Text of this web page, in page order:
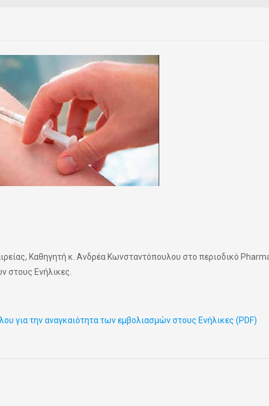
Καθηγητή κ. Ανδρέα Κωνσταντόπουλου στο περιοδικό
στους Ενήλικες.
για την αναγκαιότητα των εμβολιασμών στους Ενήλικες (PDF)